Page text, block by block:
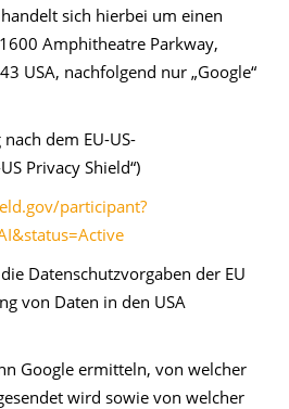
sich hierbei um einen
Amphitheatre Parkway,
USA, nachfolgend nur „Google“
dem EU-US-
Privacy Shield“)
participant?
Datenschutzvorgaben der EU
von Daten in den USA
Google ermitteln, von welcher
wird sowie von welcher